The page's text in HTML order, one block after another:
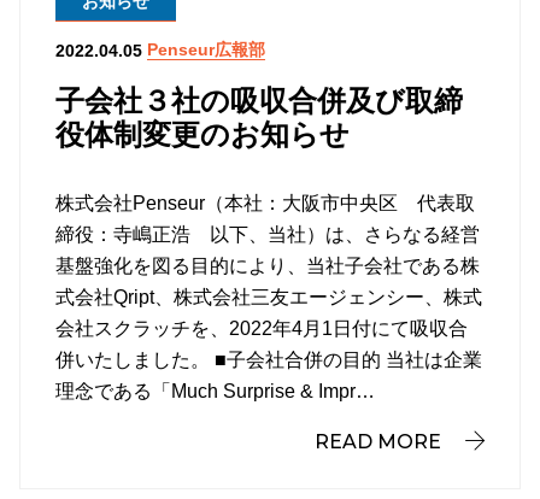
子会社３社の吸収合併及び取締
役体制変更のお知らせ
2022.04.05 Penseur広報部
株式会社Penseur（本社：大阪市中央区 代表取
締役：寺嶋正浩 以下、当社）は、さらなる経営
基盤強化を図る目的により、当社子会社である株
式会社Qript、株式会社三友エージェンシー、株式
会社スクラッチを、2022年4月1日付にて吸収合
併いたしました。 ■子会社合併の目的 当社は企業
理念である「Much Surprise & Impr…
READ MORE